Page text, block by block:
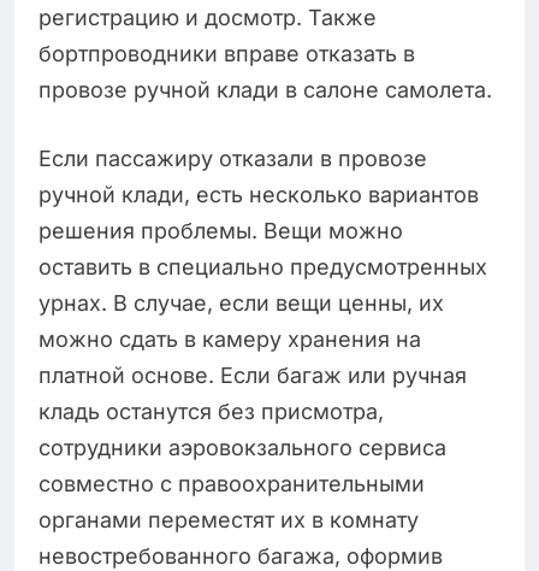
регистрацию и досмотр. Также
бортпроводники вправе отказать в
провозе ручной клади в салоне самолета.
Если пассажиру отказали в провозе
ручной клади, есть несколько вариантов
решения проблемы. Вещи можно
оставить в специально предусмотренных
урнах. В случае, если вещи ценны, их
можно сдать в камеру хранения на
платной основе. Если багаж или ручная
кладь останутся без присмотра,
сотрудники аэровокзального сервиса
совместно с правоохранительными
органами переместят их в комнату
невостребованного багажа, оформив